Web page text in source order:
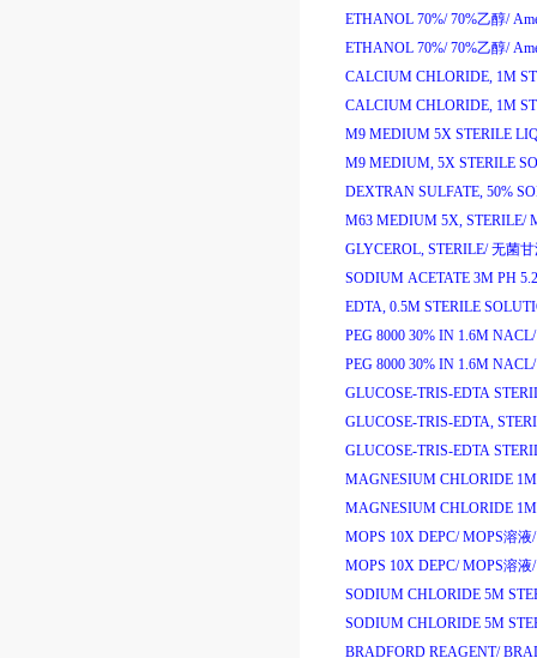
ETHANOL 70%/ 70%乙醇/
ETHANOL 70%/ 70%乙醇/
CALCIUM CHLORIDE, 1M
CALCIUM CHLORIDE, 1M
M9 MEDIUM 5X STERILE
M9 MEDIUM, 5X STERILE
DEXTRAN SULFATE, 50%
M63 MEDIUM 5X, STERILE/
GLYCEROL, STERILE/ 无菌
SODIUM ACETATE 3M PH
EDTA, 0.5M STERILE
PEG 8000 30% IN 1.6M NACL/
PEG 8000 30% IN 1.6M NACL/
GLUCOSE-TRIS-EDTA
GLUCOSE-TRIS-EDTA,
GLUCOSE-TRIS-EDTA
MAGNESIUM CHLORIDE 1M
MAGNESIUM CHLORIDE 1M
MOPS 10X DEPC/ MOPS溶液/
MOPS 10X DEPC/ MOPS溶液/
SODIUM CHLORIDE 5M
SODIUM CHLORIDE 5M
BRADFORD REAGENT/